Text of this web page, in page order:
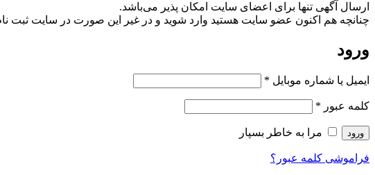
ارسال آگهی تنها برای اعضای سایت امکان پذیر می‌باشد.
چنانچه هم‌ اکنون عضو سایت هستید وارد شوید و در غیر این صورت در سایت ثبت
ورود
ایمیل یا شماره موبایل *
کلمه عبور *
ورود مرا به خاطر بسپار
فراموشی کلمه عبور؟